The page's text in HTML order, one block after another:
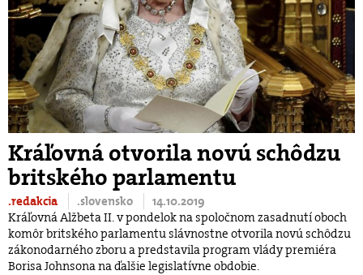
Kráľovná otvorila novú schôdzu
britského parlamentu
.redakcia .slovensko
14.10.2019
Kráľovná Alžbeta II. v pondelok na spoločnom zasadnutí oboch
komôr britského parlamentu slávnostne otvorila novú schôdzu
zákonodarného zboru a predstavila program vlády premiéra
Borisa Johnsona na ďalšie legislatívne obdobie.